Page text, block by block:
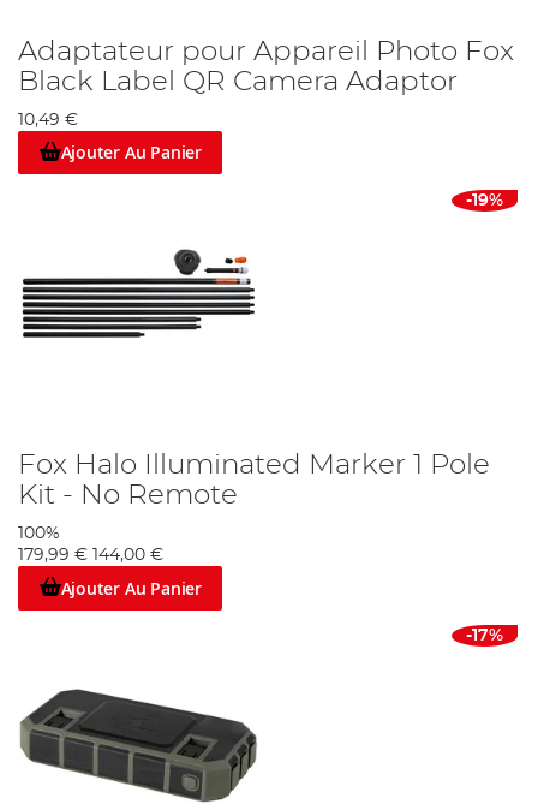
Adaptateur pour Appareil Photo Fox
Black Label QR Camera Adaptor
10,49 €
Ajouter Au Panier
-19%
Fox Halo Illuminated Marker 1 Pole
Kit - No Remote
100%
179,99 €
144,00 €
Ajouter Au Panier
-17%